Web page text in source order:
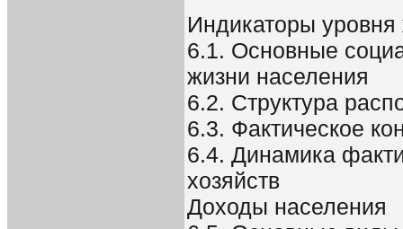
Индикаторы
6.1. Основные
жизни населения
6.2. Структура
6.3. Фактическое
6.4. Динамика
хозяйств
Доходы населения